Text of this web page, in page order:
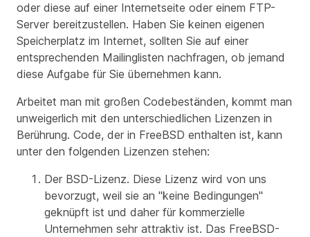
oder diese auf einer Internetseite oder einem FTP-
Server bereitzustellen. Haben Sie keinen eigenen
Speicherplatz im Internet, sollten Sie auf einer
entsprechenden Mailinglisten nachfragen, ob jemand
diese Aufgabe für Sie übernehmen kann.
Arbeitet man mit großen Codebeständen, kommt man
unweigerlich mit den unterschiedlichen Lizenzen in
Berührung. Code, der in FreeBSD enthalten ist, kann
unter den folgenden Lizenzen stehen:
Der BSD-Lizenz. Diese Lizenz wird von uns
bevorzugt, weil sie an "keine Bedingungen"
geknüpft ist und daher für kommerzielle
Unternehmen sehr attraktiv ist. Das FreeBSD-